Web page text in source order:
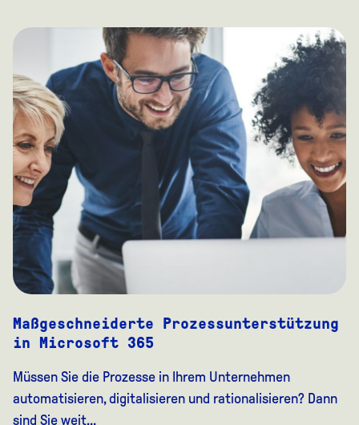
Maßgeschneiderte Prozessunterstützung
in Microsoft 365
Müssen Sie die Prozesse in Ihrem Unternehmen
automatisieren, digitalisieren und rationalisieren? Dann
sind Sie weit...